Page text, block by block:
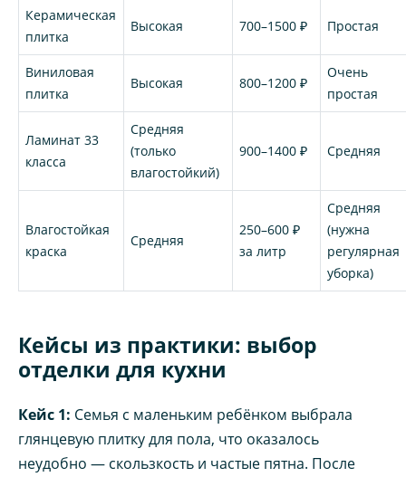
Керамическая
плитка
Высокая 700–1500 ₽ Простая
Виниловая
плитка
Высокая 800–1200 ₽
Очень
простая
Ламинат 33
класса
Средняя
(только
влагостойкий)
900–1400 ₽ Средняя
Влагостойкая
краска
Средняя
250–600 ₽
за литр
Средняя
(нужна
регулярная
уборка)
Кейсы из практики: выбор
отделки для кухни
Кейс 1: Семья с маленьким ребёнком выбрала
глянцевую плитку для пола, что оказалось
неудобно — скользкость и частые пятна. После